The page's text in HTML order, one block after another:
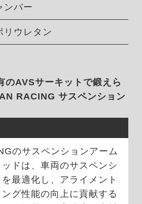
ンバー
リウレタン
のAVSサーキットで鍛えら
RACING サスペンション
のサスペンションアーム
ドは、車両のサスペンシ
最適化し、アライメント
グ性能の向上に貢献する